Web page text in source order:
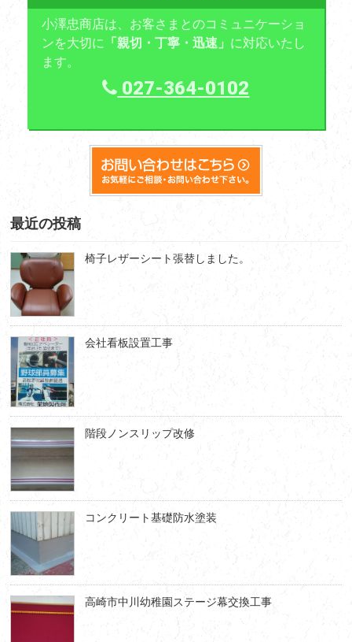
小澤忠商店は、お客さまとのコミュニケーショ
ンを大切に
「親切・丁寧・迅速」 に対応いたし
ます。
027-364-0102
最近の投稿
椅子レザーシート張替しました。
会社看板設置工事
階段ノンスリップ改修
コンクリート基礎防水塗装
高崎市中川幼稚園ステージ幕交換工事